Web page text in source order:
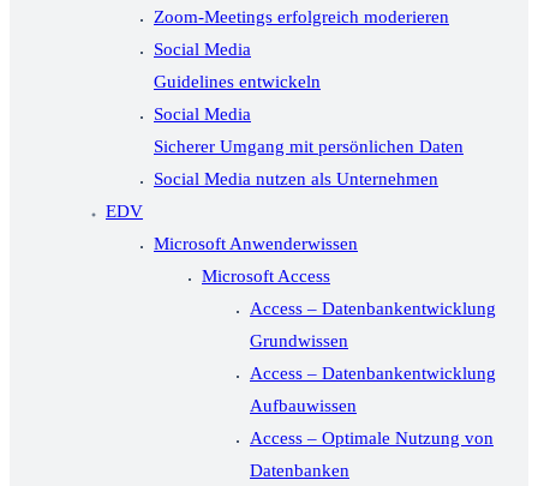
Zoom-Meetings erfolgreich moderieren
Social Media
Guidelines entwickeln
Social Media
Sicherer Umgang mit persönlichen Daten
Social Media nutzen als Unternehmen
EDV
Microsoft Anwenderwissen
Microsoft Access
Access – Datenbankentwicklung
Grundwissen
Access – Datenbankentwicklung
Aufbauwissen
Access – Optimale Nutzung von
Datenbanken